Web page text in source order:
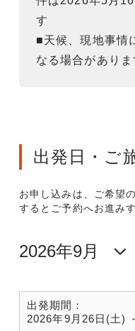
す
■天候、現地事情
なる場合がありま
出発日・ご
お申し込みは、ご希望
するとご予約へお進み
出発期間：
2026年9月26日(土)